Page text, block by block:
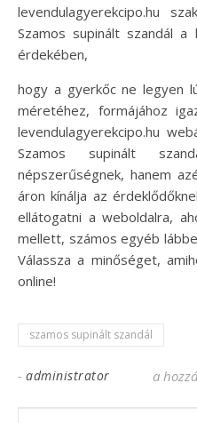
levendulagyerekcipo.hu
Szamos supinált szandál
érdekében,
hogy a gyerkőc ne legyen
méretéhez, formájához
levendulagyerekcipo.hu
Szamos supinált
népszerűségnek, hanem
áron kínálja az
ellátogatni a weboldalra,
mellett, számos egyéb
Válassza a minőséget,
online!
szamos supinált szandál
- administrator a